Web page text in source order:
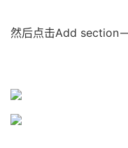
然后点击Add